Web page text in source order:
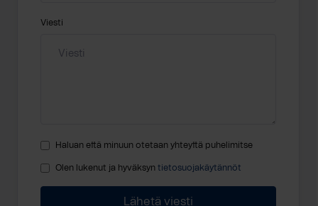
Viesti
Haluan että minuun otetaan yhteyttä puhelimitse
Olen lukenut ja hyväksyn tietosuojakäytännöt